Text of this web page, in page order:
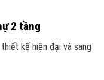
2 tầng
kế hiện đại và sang